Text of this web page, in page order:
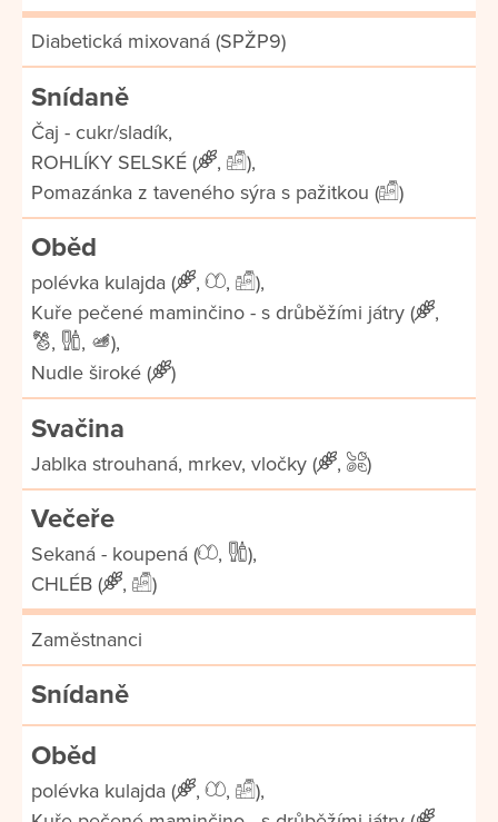
Diabetická mixovaná (SPŽP9)
Snídaně
Čaj - cukr/sladík,
ROHLÍKY SELSKÉ (
,
),
Pomazánka z taveného sýra s pažitkou (
)
Oběd
polévka kulajda ( , ,
),
Kuře pečené maminčino - s drůběžími játry (
,
,
,
),
Nudle široké (
)
Svačina
Jablka strouhaná, mrkev, vločky ( , )
Večeře
Sekaná - koupená ( ,
),
CHLÉB (
, )
Zaměstnanci
Snídaně
Oběd
polévka kulajda ( , ,
),